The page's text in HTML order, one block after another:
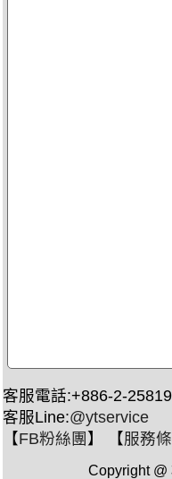
客服電話:+886-2-
客服Line:@ytservice
【FB粉絲團 】 【服務
Copyright @